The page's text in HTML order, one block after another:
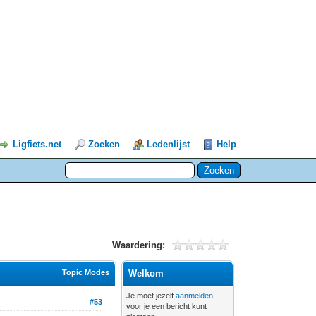
Ligfiets.net Zoeken Ledenlijst Help
Waardering:
Topic Modes
#53
Welkom
Je moet jezelfaanmelden
voor je een bericht kunt